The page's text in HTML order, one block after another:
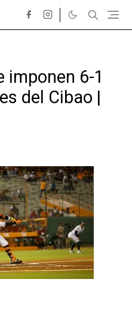
imponen 6-1
del Cibao |